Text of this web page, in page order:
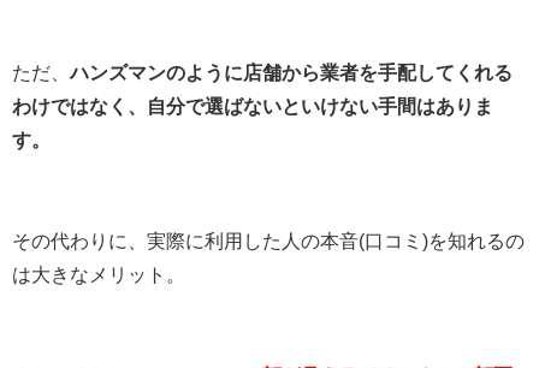
ただ、 ハンズマンのように店舗から業者を手配してくれる
わけではなく、自分で選ばないといけない手間はありま
す。
その代わりに、実際に利用した人の本音(口コミ)を知れるの
は大きなメリット。